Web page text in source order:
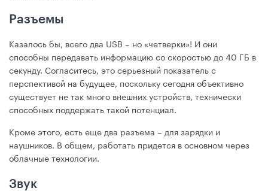
Разъемы
Казалось бы, всего два USB – но «четверки»! И они
способны передавать информацию со скоростью до 40 ГБ в
секунду. Согласитесь, это серьезный показатель с
перспективой на будущее, поскольку сегодня объективно
существует не так много внешних устройств, технически
способных поддержать такой потенциал.
Кроме этого, есть еще два разъема – для зарядки и
наушников. В общем, работать придется в основном через
облачные технологии.
Звук